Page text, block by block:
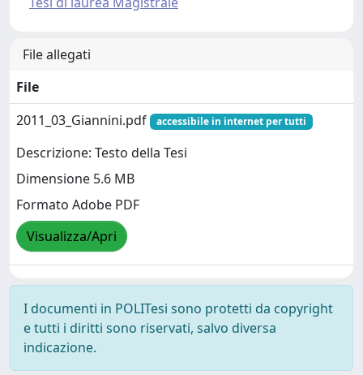
File allegati
File
2011_03_Giannini.pdf
accessibile in internet per tutti
Descrizione: Testo della Tesi
Dimensione 5.6 MB
Formato Adobe PDF
Visualizza/Apri
I documenti in POLITesi sono protetti da copyright
e tutti i diritti sono riservati, salvo diversa
indicazione.